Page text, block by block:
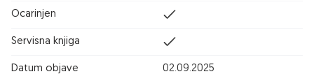
Ocarinjen
Servisna knjiga
Datum objave 02.09.2025